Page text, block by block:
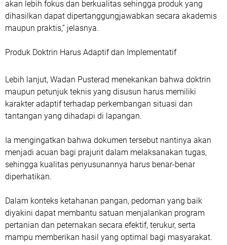
akan lebih fokus dan berkualitas sehingga produk yang
dihasilkan dapat dipertanggungjawabkan secara akademis
maupun praktis,” jelasnya.
Produk Doktrin Harus Adaptif dan Implementatif
‎Lebih lanjut, Wadan Pusterad menekankan bahwa doktrin
maupun petunjuk teknis yang disusun harus memiliki
karakter adaptif terhadap perkembangan situasi dan
tantangan yang dihadapi di lapangan.
Ia mengingatkan bahwa dokumen tersebut nantinya akan
menjadi acuan bagi prajurit dalam melaksanakan tugas,
sehingga kualitas penyusunannya harus benar-benar
diperhatikan.
Dalam konteks ketahanan pangan, pedoman yang baik
diyakini dapat membantu satuan menjalankan program
pertanian dan peternakan secara efektif, terukur, serta
mampu memberikan hasil yang optimal bagi masyarakat.